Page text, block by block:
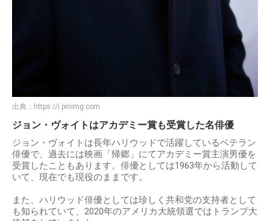
出典： https://i.pinimg.com
ジョン・ヴォイトはアカデミー賞も受賞した名俳優
ジョン・ヴォイトは長年ハリウッドで活躍しているベテラン
俳優で、過去には映画「帰郷」にてアカデミー賞主演男優を
受賞したこともあります。俳優としては1963年から活動して
いて、現在でも現役のままです。
また、ハリウッド俳優としては珍しく共和党の支持者として
も知られていて、2020年のアメリカ大統領選ではトランプ大